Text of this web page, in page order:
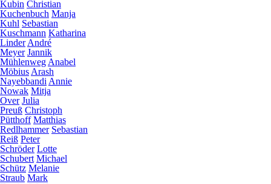
Kubin Christian
Kuchenbuch Manja
Kuhl Sebastian
Kuschmann Katharina
Linder André
Meyer Jannik
Mühlenweg Anabel
Möbius Arash
Nayebbandi Annie
Nowak Mitja
Over Julia
Preuß Christoph
Pütthoff Matthias
Redlhammer Sebastian
Reiß Peter
Schröder Lotte
Schubert Michael
Schütz Melanie
Straub Mark